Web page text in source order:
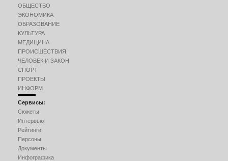
ОБЩЕСТВО
ЭКОНОМИКА
ОБРАЗОВАНИЕ
КУЛЬТУРА
МЕДИЦИНА
ПРОИСШЕСТВИЯ
ЧЕЛОВЕК И ЗАКОН
СПОРТ
ПРОЕКТЫ
ИНФОРМ
Сервисы:
Сюжеты
Интервью
Рейтинги
Персоны
Документы
Инфографика